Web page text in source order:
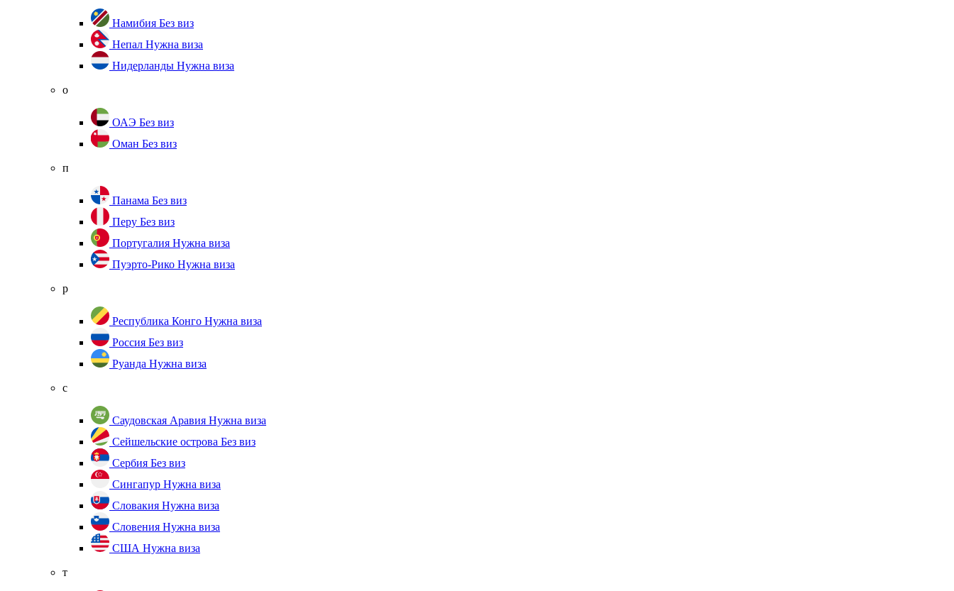
Намибия Без виз
Непал Нужна виза
Нидерланды Нужна виза
о
ОАЭ Без виз
Оман Без виз
п
Панама Без виз
Перу Без виз
Португалия Нужна виза
Пуэрто-Рико Нужна виза
р
Республика Конго Нужна виза
Россия Без виз
Руанда Нужна виза
с
Саудовская Аравия Нужна виза
Сейшельские острова Без виз
Сербия Без виз
Сингапур Нужна виза
Словакия Нужна виза
Словения Нужна виза
США Нужна виза
т